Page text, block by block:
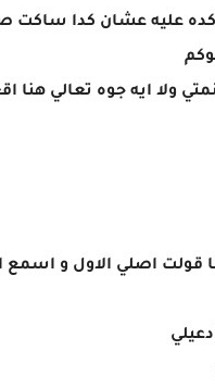
عليه عشان كدا ساكت
ايه جوه تعالي هنا
اصلي الاول و اسمع